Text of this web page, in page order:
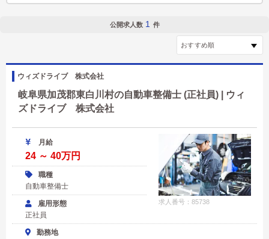
公開求人数 1 件
ウィズドライブ 株式会社
岐阜県加茂郡東白川村の自動車整備士 (正社員) | ウィ
ズドライブ 株式会社
求人番号：85738
月給
24 ～ 40万円
職種
自動車整備士
雇用形態
正社員
勤務地